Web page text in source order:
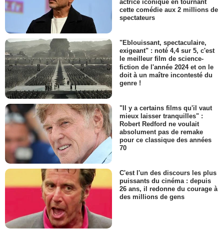
actrice iconique en tournant
cette comédie aux 2 millions de
spectateurs
"Eblouissant, spectaculaire,
exigeant" : noté 4,4 sur 5, c'est
le meilleur film de science-
fiction de l'année 2024 et on le
doit à un maître incontesté du
genre !
"Il y a certains films qu'il vaut
mieux laisser tranquilles" :
Robert Redford ne voulait
absolument pas de remake
pour ce classique des années
70
C'est l'un des discours les plus
puissants du cinéma : depuis
26 ans, il redonne du courage à
des millions de gens